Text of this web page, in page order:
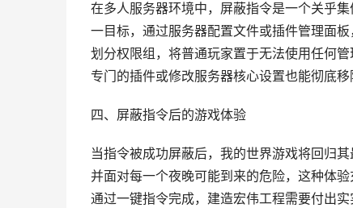
在多人服务器环境中，屏蔽指令是一个关乎
一目标，通过服务器配置文件或插件管理面
划分权限组，将普通玩家置于无法使用任何
专门的插件或修改服务器核心设置也能彻底
四、屏蔽指令后的游戏体验
当指令被成功屏蔽后，我的世界游戏将回归
并面对每一个夜晚可能到来的危险，这种体
通过一键指令完成，建造宏伟工程需要付出